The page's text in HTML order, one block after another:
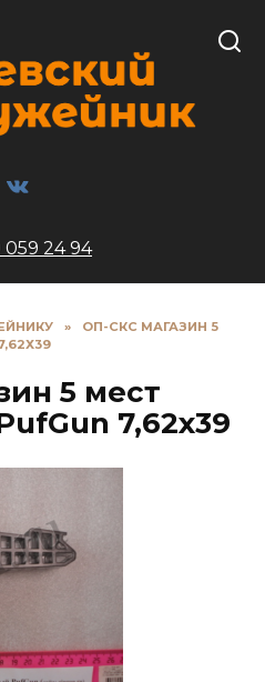
059 24 94
»
ОП-СКС МАГАЗИН 5
5 мест
7,62х39